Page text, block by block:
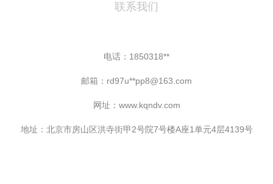
联系我们
电话：1850318**
邮箱：rd97u**pp8@163.com
网址： www.kqndv.com
地址：北京市房山区洪寺街甲2号院7号楼A座1单元4层4139号